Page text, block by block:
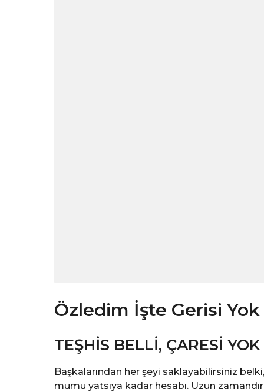
Özledim İşte Gerisi Yok
TEŞHİS BELLİ, ÇARESİ
Başkalarından her şeyi saklayabilirsiniz
mumu yatsıya kadar hesabı. Uzun